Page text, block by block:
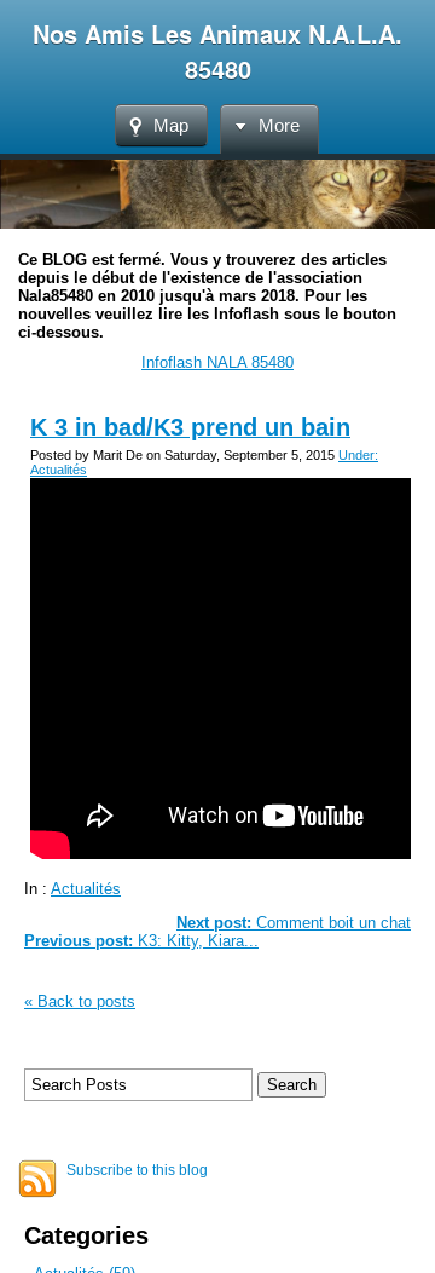
Nos Amis Les Animaux N.A.L.A.
85480
Map More
Ce BLOG est fermé. Vous y trouverez des articles
depuis le début de l'existence de l'association
Nala85480 en 2010 jusqu'à mars 2018. Pour les
nouvelles veuillez lire les Infoflash sous le bouton
ci-dessous.
Infoflash NALA 85480
K 3 in bad/K3 prend un bain
Posted by Marit De on Saturday, September 5, 2015 Under:
Actualités
In : Actualités
Next post: Comment boit un chat
Previous post: K3: Kitty, Kiara...
« Back to posts
Subscribe to this blog
Categories